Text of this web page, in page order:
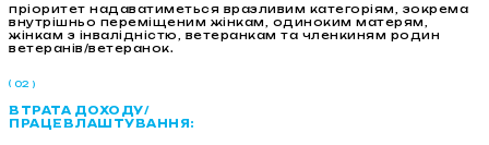
пріоритет надаватиметься вразливим категоріям, зокрема
внутрішньо переміщеним жінкам, одиноким матерям,
жінкам з інвалідністю, ветеранкам та членкиням родин
ветеранів/ветеранок.
02
ВТРАТА ДОХОДУ/
ПРАЦЕВЛАШТУВАННЯ: